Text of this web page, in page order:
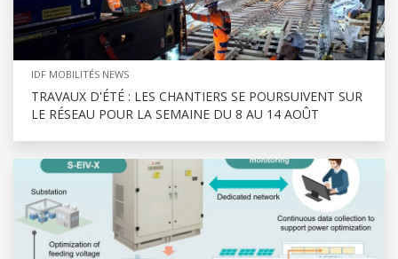
IDF MOBILITÉS NEWS
TRAVAUX D'ÉTÉ : LES CHANTIERS SE POURSUIVENT SUR
LE RÉSEAU POUR LA SEMAINE DU 8 AU 14 AOÛT